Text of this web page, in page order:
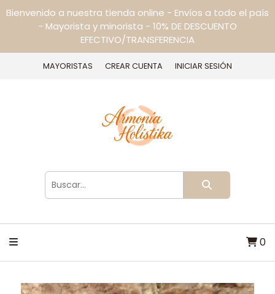
Bienvenido a nuestra tienda online - Envíos a todo el país
- Mayorista y minorista - 10% DE DESCUENTO
EFECTIVO/TRANSFERENCIA
MAYORISTAS CREAR CUENTA INICIAR SESIÓN
0